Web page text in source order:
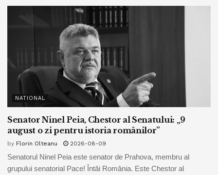
NATIONAL
Senator Ninel Peia, Chestor al Senatului: „9
august o zi pentru istoria românilor”
by Florin Olteanu 2026-08-09
Senatorul Ninel Peia este senator de Prahova, membru al
grupului senatorial Pace! Întâi România. Este Chestor al